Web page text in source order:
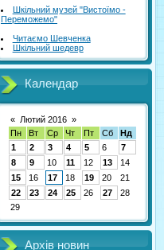
Шкільний музей "Вистоїмо -
Переможемо"
Читаємо Шевченка
Шкільний шедевр
Календар
« Лютий 2016 »
Пн
Вт Ср Чт Пт Сб
Нд
1
2 3 4 5 6
7
8
9 10 11 12 13
14
15
16 17 18 19 20
21
22
23 24 25 26 27
28
29
Архів новин